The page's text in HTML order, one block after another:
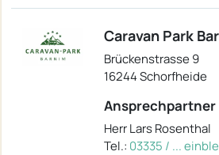
Caravan Park
Brückenstrasse 9
16244 Schorfheide
Ansprechpartner
Herr Lars Rosenthal
Tel.: 03335 / ...